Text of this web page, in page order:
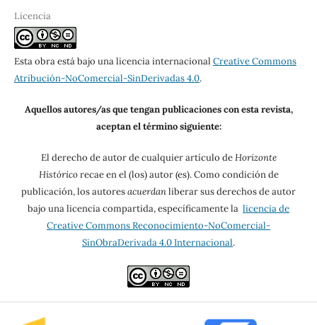
Licencia
Esta obra está bajo una licencia internacional Creative Commons
Atribución-NoComercial-SinDerivadas 4.0.
Aquellos autores/as que tengan publicaciones con esta revista,
aceptan el término siguiente:
El derecho de autor de cualquier artículo deHorizonte
Históricorecae en el (los) autor (es). Como condición de
publicación, los autoresacuerdanliberar sus derechos de autor
bajo una licencia compartida, específicamente la licencia de
Creative Commons Reconocimiento-NoComercial-
SinObraDerivada 4.0 Internacional.